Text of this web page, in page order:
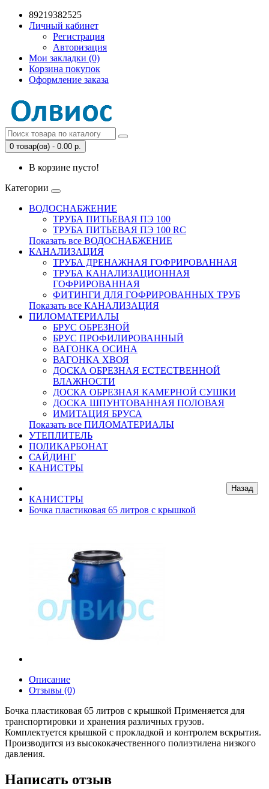
89219382525
Личный кабинет
Регистрация
Авторизация
Мои закладки (0)
Корзина покупок
Оформление заказа
0 товар(ов) - 0.00 р.
В корзине пусто!
Категории
ВОДОСНАБЖЕНИЕ
ТРУБА ПИТЬЕВАЯ ПЭ 100
ТРУБА ПИТЬЕВАЯ ПЭ 100 RC
Показать все ВОДОСНАБЖЕНИЕ
КАНАЛИЗАЦИЯ
ТРУБА ДРЕНАЖНАЯ ГОФРИРОВАННАЯ
ТРУБА КАНАЛИЗАЦИОННАЯ
ГОФРИРОВАННАЯ
ФИТИНГИ ДЛЯ ГОФРИРОВАННЫХ ТРУБ
Показать все КАНАЛИЗАЦИЯ
ПИЛОМАТЕРИАЛЫ
БРУС ОБРЕЗНОЙ
БРУС ПРОФИЛИРОВАННЫЙ
ВАГОНКА ОСИНА
ВАГОНКА ХВОЯ
ДОСКА ОБРЕЗНАЯ ЕСТЕСТВЕННОЙ
ВЛАЖНОСТИ
ДОСКА ОБРЕЗНАЯ КАМЕРНОЙ СУШКИ
ДОСКА ШПУНТОВАННАЯ ПОЛОВАЯ
ИМИТАЦИЯ БРУСА
Показать все ПИЛОМАТЕРИАЛЫ
УТЕПЛИТЕЛЬ
ПОЛИКАРБОНАТ
САЙДИНГ
КАНИСТРЫ
КАНИСТРЫ
Бочка пластиковая 65 литров с крышкой
Описание
Отзывы (0)
Бочка пластиковая 65 литров с крышкой Применяется для
транспортировки и хранения различных грузов.
Комплектуется крышкой с прокладкой и контролем вскрытия.
Производится из высококачественного полиэтилена низкого
давления.
Написать отзыв